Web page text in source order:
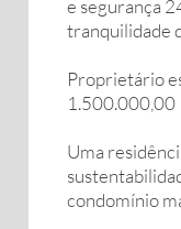
e segurança
tranquilidade
Proprietário
1.500.000,00
Uma
condomínio